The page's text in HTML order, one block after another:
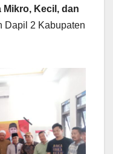
Mikro, Kecil, dan
Dapil 2 Kabupaten